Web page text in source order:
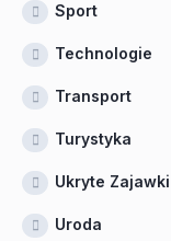
Sport
Technologie
Transport
Turystyka
Ukryte Zajawki
Uroda